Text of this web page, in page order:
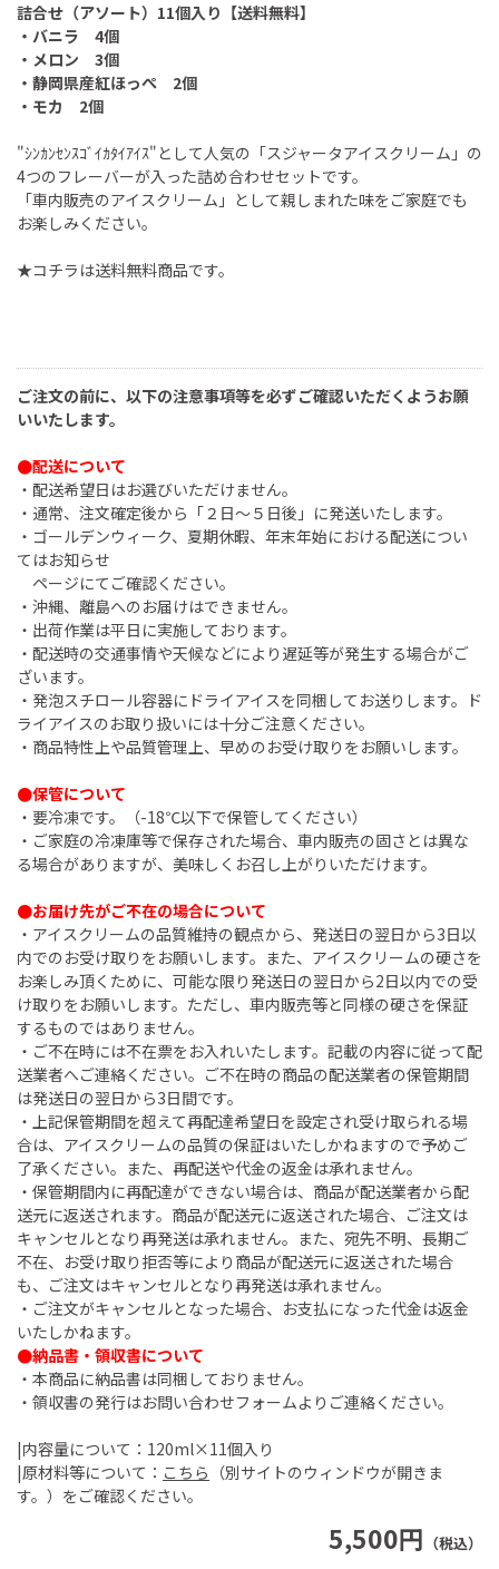
5,500円 （税込）
詰合せ（アソート）11個入り【送料無料】
・バニラ 4個
・メロン 3個
・静岡県産紅ほっぺ 2個
・モカ 2個
"ｼﾝｶﾝｾﾝｽｺﾞｲｶﾀｲｱｲｽ"として人気の「スジャータアイスクリーム」の
4つのフレーバーが入った詰め合わせセットです。
「車内販売のアイスクリーム」として親しまれた味をご家庭でも
お楽しみください。
★コチラは送料無料商品です。
ご注文の前に、以下の注意事項等を必ずご確認いただくようお願
いいたします。
●配送について
・配送希望日はお選びいただけません。
・通常、注文確定後から「２日～５日後」に発送いたします。
・ゴールデンウィーク、夏期休暇、年末年始における配送につい
てはお知らせ
ページにてご確認ください。
・沖縄、離島へのお届けはできません。
・出荷作業は平日に実施しております。
・配送時の交通事情や天候などにより遅延等が発生する場合がご
ざいます。
・発泡スチロール容器にドライアイスを同梱してお送りします。ド
ライアイスのお取り扱いには十分ご注意ください。
・商品特性上や品質管理上、早めのお受け取りをお願いします。
●保管について
・要冷凍です。（-18℃以下で保管してください）
・ご家庭の冷凍庫等で保存された場合、車内販売の固さとは異な
る場合がありますが、美味しくお召し上がりいただけます。
●お届け先がご不在の場合について
・アイスクリームの品質維持の観点から、発送日の翌日から3日以
内でのお受け取りをお願いします。また、アイスクリームの硬さを
お楽しみ頂くために、可能な限り発送日の翌日から2日以内での受
け取りをお願いします。ただし、車内販売等と同様の硬さを保証
するものではありません。
・ご不在時には不在票をお入れいたします。記載の内容に従って配
送業者へご連絡ください。ご不在時の商品の配送業者の保管期間
は発送日の翌日から3日間です。
・上記保管期間を超えて再配達希望日を設定され受け取られる場
合は、アイスクリームの品質の保証はいたしかねますので予めご
了承ください。また、再配送や代金の返金は承れません。
・保管期間内に再配達ができない場合は、商品が配送業者から配
送元に返送されます。商品が配送元に返送された場合、ご注文は
キャンセルとなり再発送は承れません。また、宛先不明、長期ご
不在、お受け取り拒否等により商品が配送元に返送された場合
も、ご注文はキャンセルとなり再発送は承れません。
・ご注文がキャンセルとなった場合、お支払になった代金は返金
いたしかねます。
●納品書・領収書について
・本商品に納品書は同梱しておりません。
・領収書の発行はお問い合わせフォームよりご連絡ください。
|内容量について：120ml×11個入り
|原材料等について： こちら （別サイトのウィンドウが開きま
す。）をご確認ください。